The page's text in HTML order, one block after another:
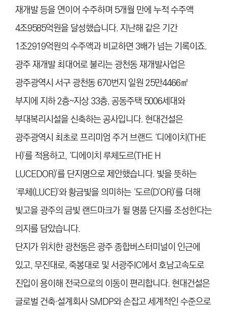
재개발 등을 연이어 수주하며 5개월 만에 누적 수주액
4조9585억원을 달성했습니다. 지난해 같은 기간
1조2919억원의 수주액과 비교하면 3배가 넘는 기록이죠.
광주 재개발 최대어로 불리는 광천동 재개발사업은
광주광역시 서구 광천동 670번지 일원 25만4466㎡
부지에 지하 2층~지상 33층, 공동주택 5006세대와
부대복리시설을 신축하는 공사입니다. 현대건설은
광주광역시 최초로 프리미엄 주거 브랜드 ‘디에이치(THE
H)’를 적용하고, ‘디에이치 루체도르(THE H
LUCEDOR)’를 단지명으로 제안했습니다. 빛을 뜻하는
‘루체(LUCE)’와 황금빛을 의미하는 ‘도르(D’OR)’를 더해
빛고을 광주의 금빛 랜드마크가 될 명품 단지를 조성한다는
의지를 담았습니다.
단지가 위치한 광천동은 광주 종합버스터미널이 인근에
있고, 무진대로, 죽봉대로 및 서광주IC에서 호남고속도로
진입이 용이해 전국으로의 이동이 편리합니다. 현대건설은
글로벌 건축·설계회사 SMDP와 손잡고 세계적인 수준으로